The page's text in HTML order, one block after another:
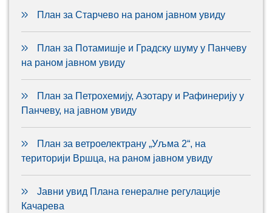
План за Старчево на раном јавном увиду
План за Потамишје и Градску шуму у Панчеву
на раном јавном увиду
План за Петрохемију, Азотару и Рафинерију у
Панчеву, на јавном увиду
План за ветроелектрану „Уљма 2“, на
територији Вршца, на раном јавном увиду
Јавни увид Плана генералне регулације
Качарева